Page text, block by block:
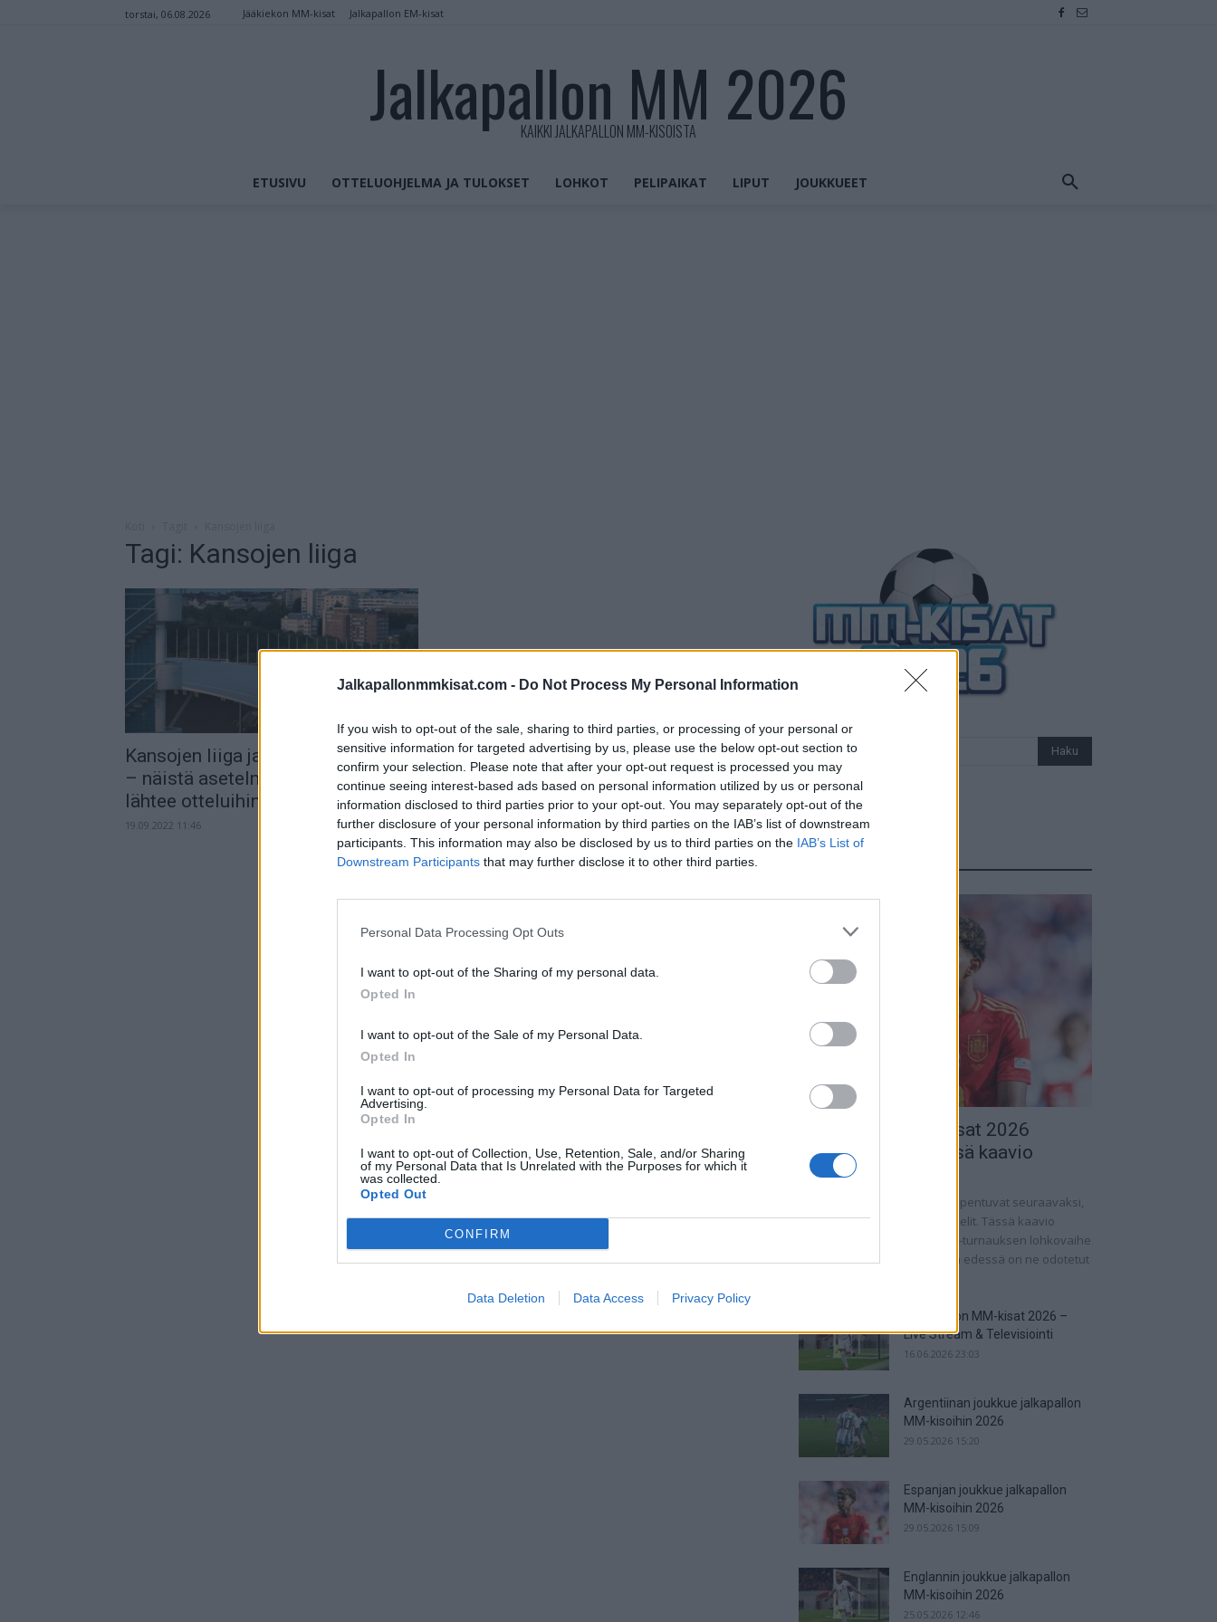
Jalkapallonmmkisat.com - Do Not Process My Personal Information
If you wish to opt-out of the sale, sharing to third parties, or processing of your personal or
sensitive information for targeted advertising by us, please use the below opt-out section to
confirm your selection. Please note that after your opt-out request is processed you may
continue seeing interest-based ads based on personal information utilized by us or personal
information disclosed to third parties prior to your opt-out. You may separately opt-out of the
further disclosure of your personal information by third parties on the IAB’s list of downstream
participants. This information may also be disclosed by us to third parties on the IAB’s List of
Downstream Participants that may further disclose it to other third parties.
Personal Data Processing Opt Outs
I want to opt-out of the Sharing of my personal data.
Opted In
I want to opt-out of the Sale of my Personal Data.
Opted In
I want to opt-out of processing my Personal Data for Targeted
Advertising.
Opted In
I want to opt-out of Collection, Use, Retention, Sale, and/or Sharing
of my Personal Data that Is Unrelated with the Purposes for which it
was collected.
Opted Out
CONFIRM
Data Deletion Data Access Privacy Policy
torstai, 06.08.2026 Jääkiekon MM-kisat Jalkapallon EM-kisat
Jalkapallon MM 2026
KAIKKI JALKAPALLON MM-KISOISTA
ETUSIVU OTTELUOHJELMA JA TULOKSET LOHKOT PELIPAIKAT LIPUT JOUKKUEET
Tagi: Kansojen liiga
Kansojen liiga jatkuu tällä viikolla
– näistä asetelmista Huuhkajat
lähtee otteluihinsa
19.09.2022 11:46
Jalkapallon MM-kisat 2026
Pudotuspelit – tässä kaavio
28.06.2026 13:37
Jalkapallon MM-kisat 2026 huipentuvat seuraavaksi,
kun ohjelmassa on pudotuspelit. Tässä kaavio
turnaukseen! Jalkapallon MM-turnauksen lohkovaihe
on saatu nyt taputeltua, joten edessä on ne odotetut
Jalkapallon MM-kisat 2026 –
Live Stream & Televisiointi
16.06.2026 23:03
Argentiinan joukkue jalkapallon
MM-kisoihin 2026
29.05.2026 15:20
Espanjan joukkue jalkapallon
MM-kisoihin 2026
29.05.2026 15:09
Englannin joukkue jalkapallon
MM-kisoihin 2026
25.05.2026 12:46